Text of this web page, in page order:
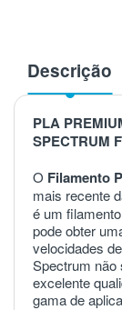
Descrição
PLA
SPECTRUM
O Filamento
mais recente
é um filamento
podeobter
velocidades de
Spectrum não
excelente
gamade